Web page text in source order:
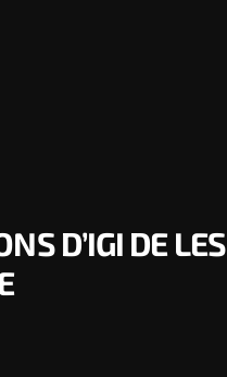
D’IGI DE